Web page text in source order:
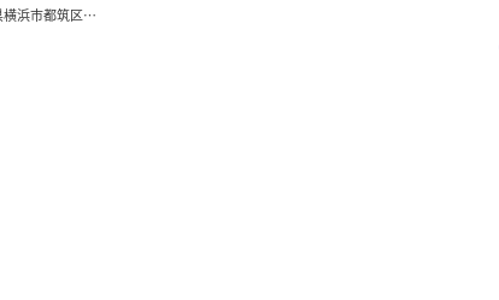
港北ニュータウンみずきヶ丘住宅 ９号棟｜センター南駅の購入・売り物件、売却査定・相場・売却価格情報｜神奈川県横浜市都筑区荏田南5丁目のマンション情報｜エリアエステート